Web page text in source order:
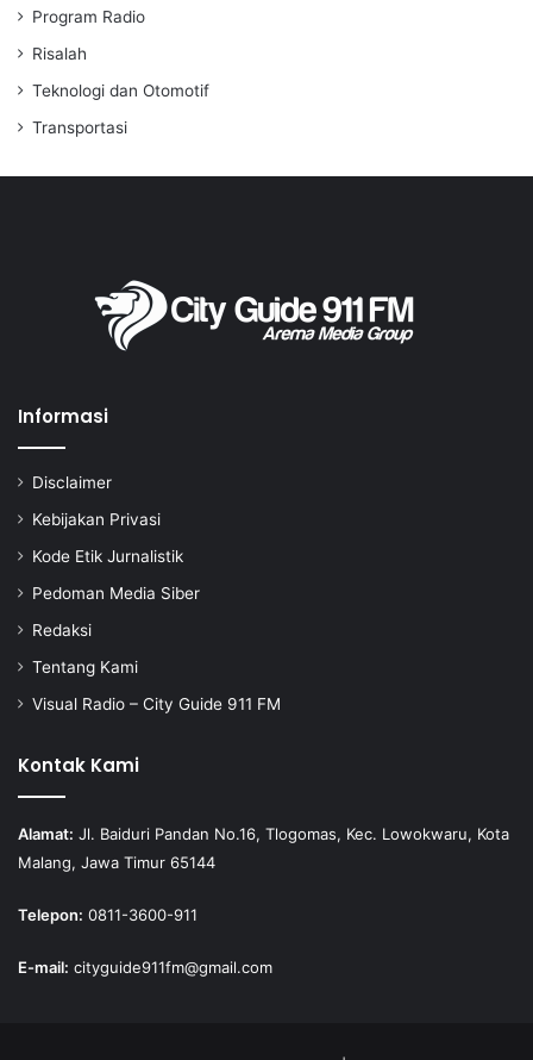
Program Radio
Risalah
Teknologi dan Otomotif
Transportasi
Informasi
Disclaimer
Kebijakan Privasi
Kode Etik Jurnalistik
Pedoman Media Siber
Redaksi
Tentang Kami
Visual Radio – City Guide 911 FM
Kontak Kami
Alamat: Jl. Baiduri Pandan No.16, Tlogomas, Kec. Lowokwaru, Kota
Malang, Jawa Timur 65144
Telepon: 0811-3600-911
E-mail: cityguide911fm@gmail.com